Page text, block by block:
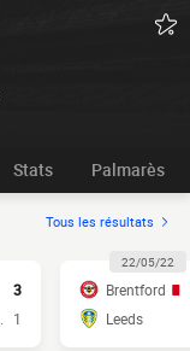
Stats Palmarès
Tous les résultats
3
1
22/05/22
Brentford
Leeds